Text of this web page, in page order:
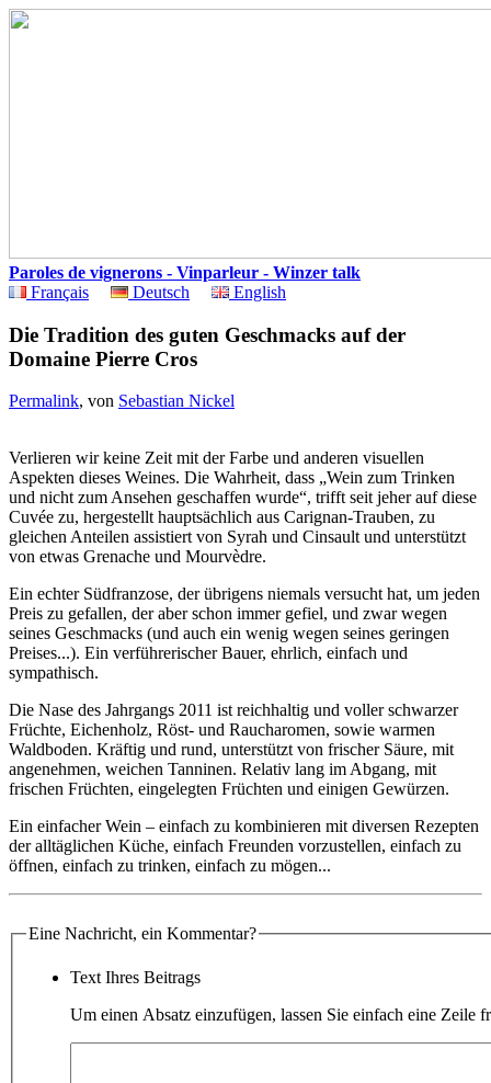
Paroles de vignerons - Vinparleur - Winzer talk
Français
Deutsch English
Die Tradition des guten Geschmacks auf der
Domaine Pierre Cros
Permalink, von Sebastian Nickel
Verlieren wir keine Zeit mit der Farbe und anderen visuellen
Aspekten dieses Weines. Die Wahrheit, dass „Wein zum Trinken
und nicht zum Ansehen geschaffen wurde“, trifft seit jeher auf diese
Cuvée zu, hergestellt hauptsächlich aus Carignan-Trauben, zu
gleichen Anteilen assistiert von Syrah und Cinsault und unterstützt
von etwas Grenache und Mourvèdre.
Ein echter Südfranzose, der übrigens niemals versucht hat, um jeden
Preis zu gefallen, der aber schon immer gefiel, und zwar wegen
seines Geschmacks (und auch ein wenig wegen seines geringen
Preises...). Ein verführerischer Bauer, ehrlich, einfach und
sympathisch.
Die Nase des Jahrgangs 2011 ist reichhaltig und voller schwarzer
Früchte, Eichenholz, Röst- und Raucharomen, sowie warmen
Waldboden. Kräftig und rund, unterstützt von frischer Säure, mit
angenehmen, weichen Tanninen. Relativ lang im Abgang, mit
frischen Früchten, eingelegten Früchten und einigen Gewürzen.
Ein einfacher Wein – einfach zu kombinieren mit diversen Rezepten
der alltäglichen Küche, einfach Freunden vorzustellen, einfach zu
öffnen, einfach zu trinken, einfach zu mögen...
Eine Nachricht, ein Kommentar?
Text Ihres Beitrags
Um einen Absatz einzufügen, lassen Sie einfach eine Zeile